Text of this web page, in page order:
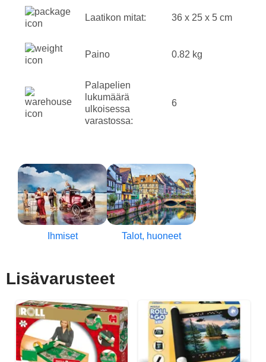
Laatikon mitat: 36 x 25 x 5 cm
Paino 0.82 kg
Palapelien
lukumäärä
ulkoisessa
varastossa:
6
Ihmiset Talot, huoneet
Lisävarusteet